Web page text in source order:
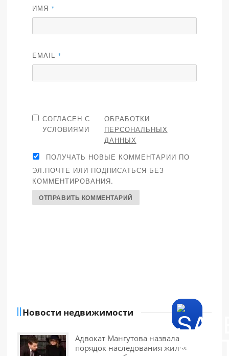
ИМЯ *
EMAIL *
СОГЛАСЕН С
УСЛОВИЯМИ
ОБРАБОТКИ
ПЕРСОНАЛЬНЫХ
ДАННЫХ
ПОЛУЧАТЬ НОВЫЕ КОММЕНТАРИИ ПО
ЭЛ.ПОЧТЕ ИЛИ ПОДПИСАТЬСЯ БЕЗ
КОММЕНТИРОВАНИЯ.
Новости недвижимости
Адвокат Мангутова назвала
порядок наследования жилья